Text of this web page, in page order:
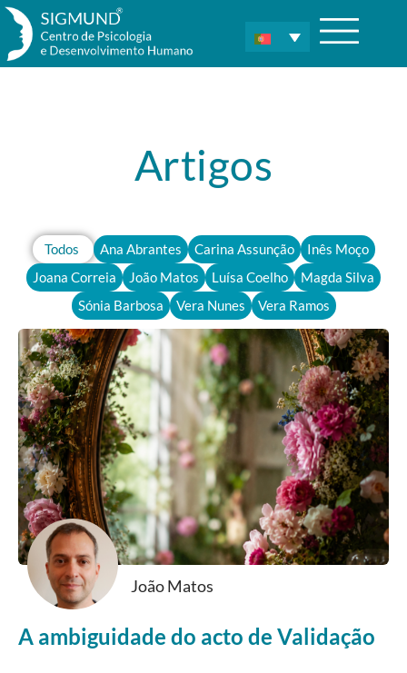
Artigos
Ana Abrantes Carina Assunção
Inês Moço
Joana Correia
João Matos Luísa Coelho
Magda Silva
Sónia Barbosa
Vera Nunes Vera Ramos
Todos
João Matos
A ambiguidade do acto de Validação